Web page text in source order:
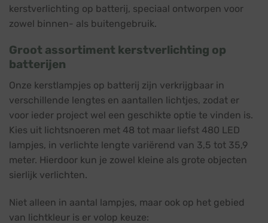
kerstverlichting op batterij, speciaal ontworpen voor
zowel binnen- als buitengebruik.
Groot assortiment kerstverlichting op
batterijen
Onze kerstlampjes op batterij zijn verkrijgbaar in
verschillende lengtes en aantallen lichtjes, zodat er
voor ieder project wel een geschikte optie te vinden is.
Kies uit lichtsnoeren met 48 tot maar liefst 480 LED
lampjes, in verlichte lengte variërend van 3,5 tot 35,9
meter. Hierdoor kun je zowel kleine als grote objecten
sierlijk verlichten.
Niet alleen in aantal lampjes, maar ook op het gebied
van lichtkleur is er volop keuze: